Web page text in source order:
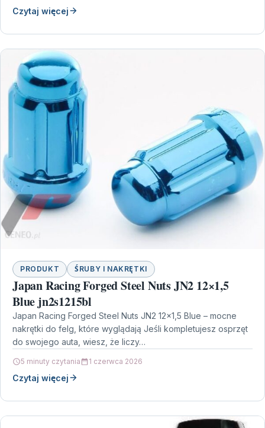
Czytaj więcej
PRODUKT ŚRUBY I NAKRĘTKI
Japan Racing Forged Steel Nuts JN2 12×1,5
Blue jn2s1215bl
Japan Racing Forged Steel Nuts JN2 12×1,5 Blue – mocne
nakrętki do felg, które wyglądają Jeśli kompletujesz osprzęt
do swojego auta, wiesz, że liczy…
5 minuty czytania 1 czerwca 2026
Czytaj więcej